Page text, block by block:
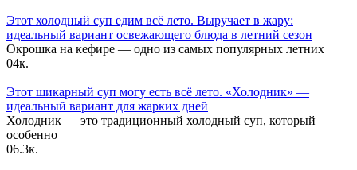
Этот холодный суп едим всё лето. Выручает в жару:
идеальный вариант освежающего блюда в летний сезон
Окрошка на кефире — одно из самых популярных летних
04к.
Этот шикарный суп могу есть всё лето. «Холодник» —
идеальный вариант для жарких дней
Холодник — это традиционный холодный суп, который
особенно
06.3к.